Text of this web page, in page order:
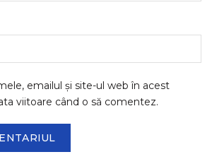
emailul și site-ul web în acest
viitoare când o să comentez.